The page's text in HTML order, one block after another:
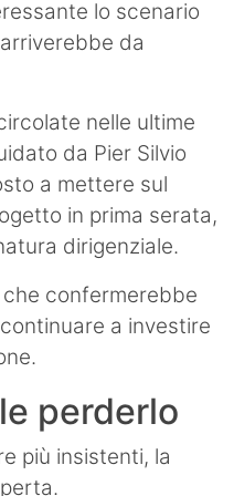
lo scenario
da
nelle ultime
da Pier Silvio
a mettere sul
in prima serata,
dirigenziale.
confermerebbe
a investire
perderlo
più insistenti, la